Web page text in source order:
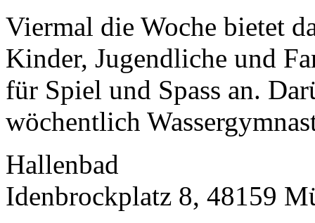
Viermal die Woche bietet
Kinder, Jugendliche und
für Spiel und Spass an.
wöchentlich
Hallenbad
Idenbrockplatz 8, 48159